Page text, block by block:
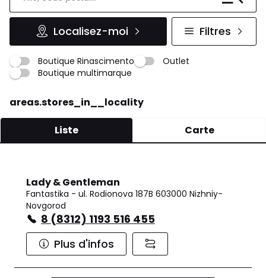
Localisez-moi Filtres
Boutique Rinascimento
Outlet
Boutique multimarque
areas.stores_in__locality
Liste Carte
Lady & Gentleman
Fantastika - ul. Rodionova 187B 603000 Nizhniy-
Novgorod
8 (8312) 1193 516 455
Plus d'infos